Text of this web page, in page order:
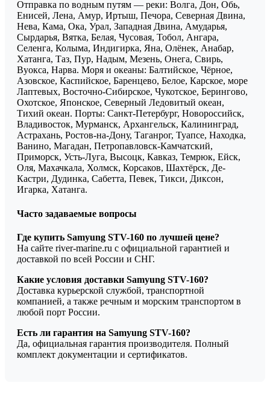
Отправка по водным путям — реки: Волга, Дон, Обь,
Енисей, Лена, Амур, Иртыш, Печора, Северная Двина,
Нева, Кама, Ока, Урал, Западная Двина, Амударья,
Сырдарья, Вятка, Белая, Чусовая, Тобол, Ангара,
Селенга, Колыма, Индигирка, Яна, Олёнек, Анабар,
Хатанга, Таз, Пур, Надым, Мезень, Онега, Свирь,
Вуокса, Нарва. Моря и океаны: Балтийское, Чёрное,
Азовское, Каспийское, Баренцево, Белое, Карское, море
Лаптевых, Восточно-Сибирское, Чукотское, Берингово,
Охотское, Японское, Северный Ледовитый океан,
Тихий океан. Порты: Санкт-Петербург, Новороссийск,
Владивосток, Мурманск, Архангельск, Калининград,
Астрахань, Ростов-на-Дону, Таганрог, Туапсе, Находка,
Ванино, Магадан, Петропавловск-Камчатский,
Приморск, Усть-Луга, Высоцк, Кавказ, Темрюк, Ейск,
Оля, Махачкала, Холмск, Корсаков, Шахтёрск, Де-
Кастри, Дудинка, Сабетта, Певек, Тикси, Диксон,
Игарка, Хатанга.
Часто задаваемые вопросы
Где купить Samyung STV-160 по лучшей цене?
На сайте river-marine.ru с официальной гарантией и
доставкой по всей России и СНГ.
Какие условия доставки Samyung STV-160?
Доставка курьерской службой, транспортной
компанией, а также речным и морским транспортом в
любой порт России.
Есть ли гарантия на Samyung STV-160?
Да, официальная гарантия производителя. Полный
комплект документации и сертификатов.